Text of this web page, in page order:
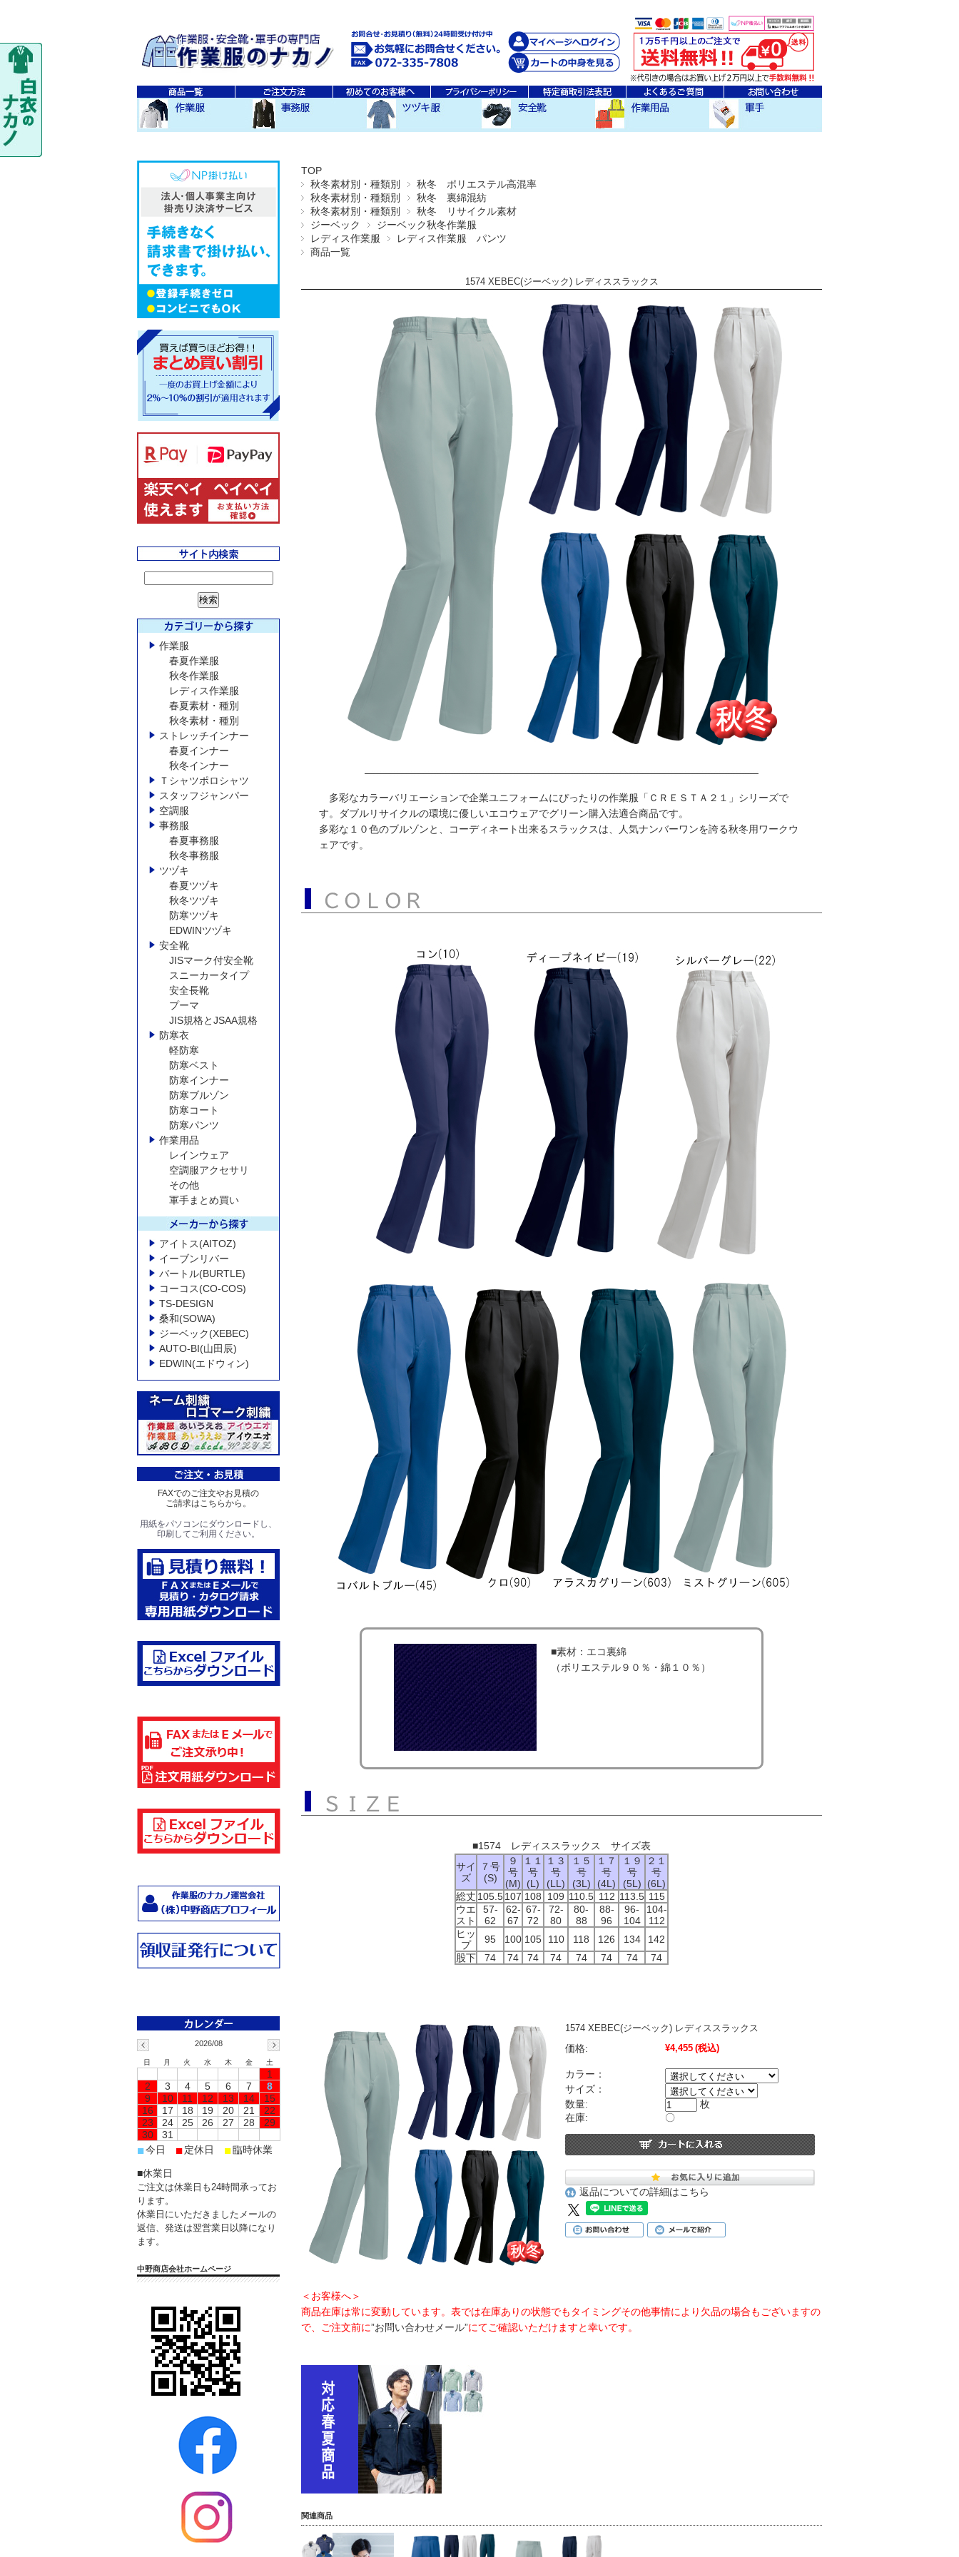
TOP
秋冬素材別・種類別
秋冬 ポリエステル高混率
秋冬素材別・種類別
秋冬 裏綿混紡
秋冬素材別・種類別
秋冬 リサイクル素材
ジーベック
ジーベック秋冬作業服
レディス作業服
レディス作業服 パンツ
商品一覧
1574 XEBEC(ジーベック) レディススラックス
多彩なカラーバリエーションで企業ユニフォームにぴったりの作業服「ＣＲＥＳＴＡ２１」シリーズで
す。ダブルリサイクルの環境に優しいエコウェアでグリーン購入法適合商品です。
多彩な１０色のブルゾンと、コーディネート出来るスラックスは、人気ナンバーワンを誇る秋冬用ワークウ
ェアです。
■素材：エコ裏綿
（ポリエステル９０％・綿１０％）
■1574 レディススラックス サイズ表
サイ
ズ
７号
(S)
９
号
(M)
１１
号
(L)
１３
号
(LL)
１５
号
(3L)
１７
号
(4L)
１９
号
(5L)
２１
号
(6L)
総丈 105.5107 108 109 110.5 112 113.5 115
ウエ
スト
57-
62
62-
67
67-
72
72-
80
80-
88
88-
96
96-
104
104-
112
ヒッ
プ
95 100 105 110 118 126 134
142
股下
74 74 74 74 74 74 74 74
1574 XEBEC(ジーベック) レディススラックス
価格: ¥4,455 (税込)
カラー：
サイズ：
数量:
枚
在庫:
〇
返品についての詳細はこちら
＜お客様へ＞
商品在庫は常に変動しています。表では在庫ありの状態でもタイミングその他事情により欠品の場合もございますの
で、ご注文前に”お問い合わせメール”にてご確認いただけますと幸いです。
関連商品
作業服
春夏作業服
秋冬作業服
レディス作業服
春夏素材・種別
秋冬素材・種別
ストレッチインナー
春夏インナー
秋冬インナー
Ｔシャツポロシャツ
スタッフジャンパー
空調服
事務服
春夏事務服
秋冬事務服
ツヅキ
春夏ツヅキ
秋冬ツヅキ
防寒ツヅキ
EDWINツヅキ
安全靴
JISマーク付安全靴
スニーカータイプ
安全長靴
プーマ
JIS規格とJSAA規格
防寒衣
軽防寒
防寒ベスト
防寒インナー
防寒ブルゾン
防寒コート
防寒パンツ
作業用品
レインウェア
空調服アクセサリ
その他
軍手まとめ買い
アイトス(AITOZ)
イーブンリバー
バートル(BURTLE)
コーコス(CO-COS)
TS-DESIGN
桑和(SOWA)
ジーベック(XEBEC)
AUTO-BI(山田辰)
EDWIN(エドウィン)
FAXでのご注文やお見積の
ご請求はこちらから。
用紙をパソコンにダウンロードし、
印刷してご利用ください。
2026/08
日 月 火 水 木 金 土
1
2
3 4 5 6 7
8
9
10 11 12 13 14
15
16
17 18 19 20 21
22
23
24 25 26 27 28
29
30
31
■今日 ■定休日 ■臨時休業
■休業日
ご注文は休業日も24時間承ってお
ります。
休業日にいただきましたメールの
返信、発送は翌営業日以降になり
ます。
中野商店会社ホームページ